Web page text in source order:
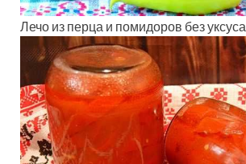
Лечо из перца и помидоров без уксуса